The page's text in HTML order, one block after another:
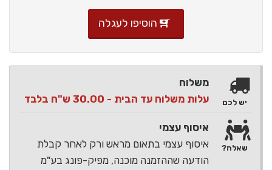
הוסיפו לעגלה
משלוח
עלות משלוח עד הבית - 30.00 ש"ח בלבד
איסוף עצמי
איסוף עצמי בתאום מראש ורק לאחר קבלת
הודעה שההזמנה מוכנה, מפיק-פונג בע"מ
יש לכם
שאלה?